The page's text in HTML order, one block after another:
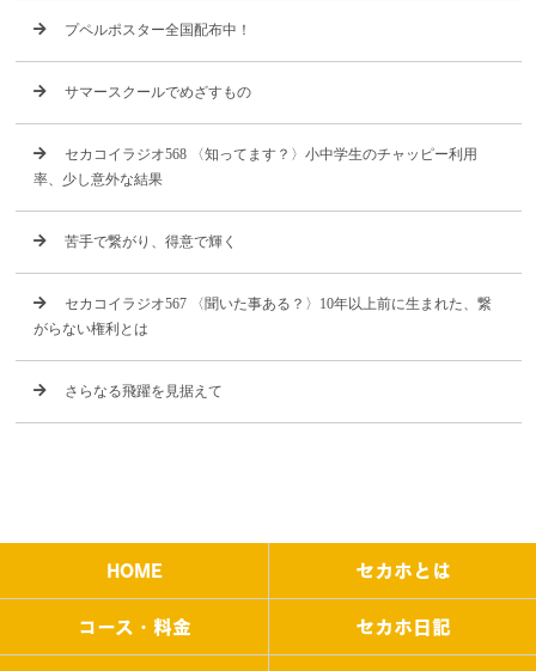
プペルポスター全国配布中！
サマースクールでめざすもの
セカコイラジオ568 〈知ってます？〉小中学生のチャッピー利用
率、少し意外な結果
苦手で繋がり、得意で輝く
セカコイラジオ567 〈聞いた事ある？〉10年以上前に生まれた、繋
がらない権利とは
さらなる飛躍を見据えて
HOME セカホとは
コース・料金 セカホ日記